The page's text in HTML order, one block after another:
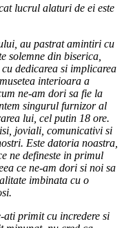
lucrul alaturi de ei este
au pastrat amintiri cu
solemne din biserica,
dedicarea si implicarea
interioara a
ne-am dori sa fie la
singurul furnizor al
lui, cel putin 18 ore.
joviali, comunicativi si
Este datoria noastra,
ne defineste in primul
ce ne-am dori si noi sa
imbinata cu o
primit cu incredere si